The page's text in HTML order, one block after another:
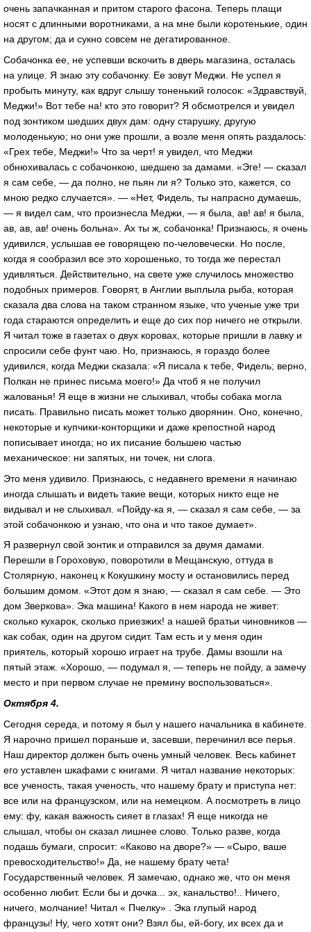
очень запачканная и притом старого фасона. Теперь плащи
носят с длинными воротниками, а на мне были коротенькие, один
на другом; да и сукно совсем не дегатированное.
Собачонка ее, не успевши вскочить в дверь магазина, осталась
на улице. Я знаю эту собачонку. Ее зовут Меджи. Не успел я
пробыть минуту, как вдруг слышу тоненький голосок: «Здравствуй,
Меджи!» Вот тебе на! кто это говорит? Я обсмотрелся и увидел
под зонтиком шедших двух дам: одну старушку, другую
молоденькую; но они уже прошли, а возле меня опять раздалось:
«Грех тебе, Меджи!» Что за черт! я увидел, что Меджи
обнюхивалась с собачонкою, шедшею за дамами. «Эге! — сказал
я сам себе, — да полно, не пьян ли я? Только это, кажется, со
мною редко случается». — «Нет, Фидель, ты напрасно думаешь,
— я видел сам, что произнесла Меджи, — я была, ав! ав! я была,
ав, ав, ав! очень больна». Ах ты ж, собачонка! Признаюсь, я очень
удивился, услышав ее говорящею по-человечески. Но после,
когда я сообразил все это хорошенько, то тогда же перестал
удивляться. Действительно, на свете уже случилось множество
подобных примеров. Говорят, в Англии выплыла рыба, которая
сказала два слова на таком странном языке, что ученые уже три
года стараются определить и еще до сих пор ничего не открыли.
Я читал тоже в газетах о двух коровах, которые пришли в лавку и
спросили себе фунт чаю. Но, признаюсь, я гораздо более
удивился, когда Меджи сказала: «Я писала к тебе, Фидель; верно,
Полкан не принес письма моего!» Да чтоб я не получил
жалованья! Я еще в жизни не слыхивал, чтобы собака могла
писать. Правильно писать может только дворянин. Оно, конечно,
некоторые и купчики-конторщики и даже крепостной народ
пописывает иногда; но их писание большею частью
механическое: ни запятых, ни точек, ни слога.
Это меня удивило. Признаюсь, с недавнего времени я начинаю
иногда слышать и видеть такие вещи, которых никто еще не
видывал и не слыхивал. «Пойду-ка я, — сказал я сам себе, — за
этой собачонкою и узнаю, что она и что такое думает».
Я развернул свой зонтик и отправился за двумя дамами.
Перешли в Гороховую, поворотили в Мещанскую, оттуда в
Столярную, наконец к Кокушкину мосту и остановились перед
большим домом. «Этот дом я знаю, — сказал я сам себе. — Это
дом Зверкова». Эка машина! Какого в нем народа не живет:
сколько кухарок, сколько приезжих! а нашей братьи чиновников —
как собак, один на другом сидит. Там есть и у меня один
приятель, который хорошо играет на трубе. Дамы взошли на
пятый этаж. «Хорошо, — подумал я, — теперь не пойду, а замечу
место и при первом случае не премину воспользоваться».
Октября 4.
Сегодня середа, и потому я был у нашего начальника в кабинете.
Я нарочно пришел пораньше и, засевши, перечинил все перья.
Наш директор должен быть очень умный человек. Весь кабинет
его уставлен шкафами с книгами. Я читал название некоторых:
все ученость, такая ученость, что нашему брату и приступа нет:
все или на французском, или на немецком. А посмотреть в лицо
ему: фу, какая важность сияет в глазах! Я еще никогда не
слышал, чтобы он сказал лишнее слово. Только разве, когда
подашь бумаги, спросит: «Каково на дворе?» — «Сыро, ваше
превосходительство!» Да, не нашему брату чета!
Государственный человек. Я замечаю, однако же, что он меня
особенно любит. Если бы и дочка... эх, канальство!.. Ничего,
ничего, молчание! Читал « Пчелку» . Эка глупый народ
французы! Ну, чего хотят они? Взял бы, ей-богу, их всех да и